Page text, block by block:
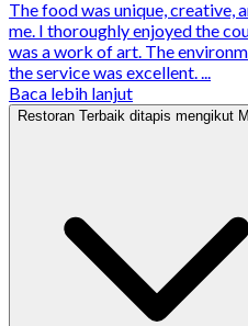
The food was unique, creative,
me. I thoroughly enjoyed the
was a work of art. The
the service was excellent. ...
Baca lebih lanjut
Restoran Terbaik ditapis mengikut